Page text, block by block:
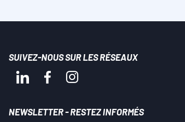
SUIVEZ-NOUS SUR LES RÉSEAUX
NEWSLETTER - RESTEZ INFORMÉS